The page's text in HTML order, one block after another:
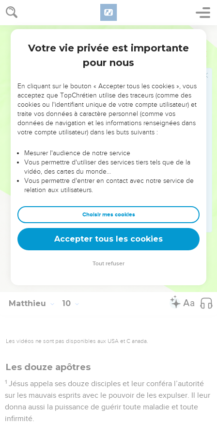
Matthieu 9
33 Dès que le démon fut chassé, le muet se mit à parler et les
foules émerveillées s’écriaient : — Jamais l’on n’a rien vu de
pareil en Israël !
Mais les pharisiens, eux, prétendaient : — S’il peut chasser
des démons, c’est parce qu’il est de connivence avec leur
Jésus a pitié des foules
Jésus parcourait toutes les villes et tous les villages, il
enseignait dans les synagogues, proclamait la bonne
nouvelle du règne de Dieu et guérissait toutes sortes de
En voyant les foules, il était bouleversé : une profonde
pitié s’emparait de lui, car elles étaient comme des brebis
abandonnées n’ayant pas de bergers, déprimées, harassées
et abattues.
Alors, il dit à ses disciples : — Quelle moisson abondante
et si peu d’ouvriers pour la rentrer ! Demandez donc au
Seigneur à qui appartiennent le champ et la moisson, qu’il
envoie des ouvriers pour rentrer sa récolte.
Matthieu 10
Les vidéos ne sont pas disponibles aux USA et C anada.
Les douze apôtres
1 Jésus appela ses douze disciples et leur conféra l’autorité
sur les mauvais esprits avec le pouvoir de les expulser. Il leur
donna aussi la puissance de guérir toute maladie et toute
infirmité.
Votre vie privée est importante
pour nous
En cliquant sur le bouton « Accepter tous les cookies », vous
acceptez que TopChrétien utilise des traceurs (comme des
cookies ou l'identifiant unique de votre compte utilisateur) et
traite vos données à caractère personnel (comme vos
données de navigation et les informations renseignées dans
votre compte utilisateur) dans les buts suivants :
Mesurer l'audience de notre service
Vous permettre d'utiliser des services tiers tels que de la
vidéo, des cartes du monde…
Vous permettre d'entrer en contact avec notre service de
relation aux utilisateurs.
Choisir mes cookies
Accepter tous les cookies
Tout refuser